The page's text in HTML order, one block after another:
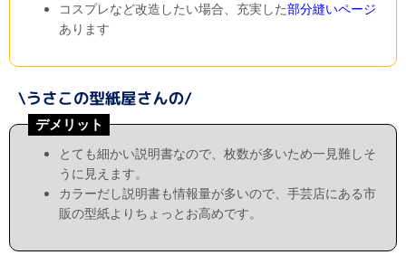
コスプレなど改造したい場合、充実した部分縫いページ
あります
デメリット
とても細かい説明書なので、枚数が多いため一見難しそ
うに見えます。
カラーだし説明書も情報量が多いので、手芸店にある市
販の型紙よりちょっとお高めです。